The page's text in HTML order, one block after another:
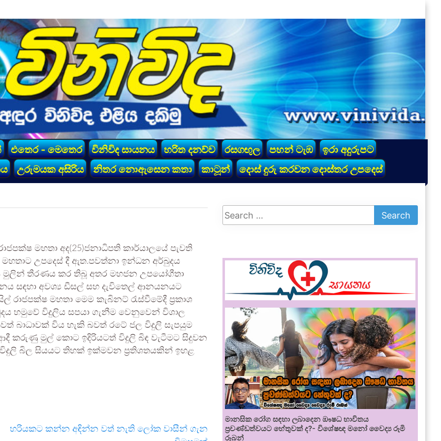
එතෙර - මෙතෙර විනිවිද සායනය හරිත දනව්ව රසගඟුල පහන් ටැඹ
ඉරා අදුරුපට
උරුමයක අසිරිය නිතර නොඇසෙන කතා කාටූන් දොස් දුරු කරවන දොස්තර උපදෙස්
මහතා අද(25)ජනාධිපති කාර්යාලයේ පැවති
උපදෙස් දී ඇත.පවත්නා ඉන්ධන අර්බුදය
මුලින් තීරණය කර තිබූ අතර මහජන උපයෝගීතා
සඳහා අවශ්‍ය ඩීසල් සහ දැවිතෙල් ආනයනයට
රාජපක්ෂ මහතා මෙම කැබිනට් රැස්වීමේදී ප්‍රකාශ
හමුවේ විදුලිය සපයා ගැනීම වෙනුවෙන් විශාල
බාධාවක් විය හැකි බවත් රටේ ජල විදුලි සැපයුම
කරුණු මුල් කොට ඉදිරියටත් විදුලි බිඳ වැටීමට සිදුවන
විදුලි බිල සියයට තිහක් ඉක්මවන ප්‍රතිශතයකින් ඉහළ
හරියකට කන්න අඳින්න වත් නැති ලෝක වාසීන් ගැන
මානසික රෝග සඳහා ලබාදෙන ඖෂධ භාවිතය
ප්‍රචණ්ඩත්වයට හේතුවක් ද?- විශේෂඥ මනෝ වෛද්‍ය රූමි
රූබන්